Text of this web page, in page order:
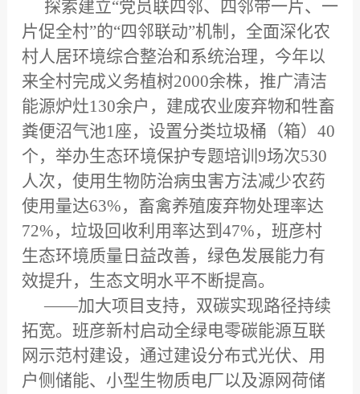
探索建立“党员联四邻、四邻带一片、一
片促全村”的“四邻联动”机制，全面深化农
村人居环境综合整治和系统治理，今年以
来全村完成义务植树2000余株，推广清洁
能源炉灶130余户，建成农业废弃物和牲畜
粪便沼气池1座，设置分类垃圾桶（箱）40
个，举办生态环境保护专题培训9场次530
人次，使用生物防治病虫害方法减少农药
使用量达63%，畜禽养殖废弃物处理率达
72%，垃圾回收利用率达到47%，班彦村
生态环境质量日益改善，绿色发展能力有
效提升，生态文明水平不断提高。
——加大项目支持，双碳实现路径持续
拓宽。班彦新村启动全绿电零碳能源互联
网示范村建设，通过建设分布式光伏、用
户侧储能、小型生物质电厂以及源网荷储